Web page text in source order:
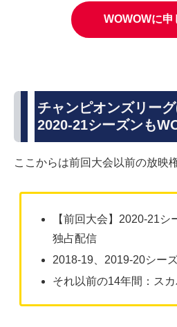
WOWOWに申
チャンピオンズリー
2020-21シーズンも
ここからは前回大会以前の放映
【前回大会】2020-21
独占配信
2018-19、2019-20シー
それ以前の14年間：ス